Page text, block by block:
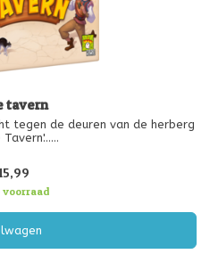
tavern
tegen de deuren van de herberg
door naar je tegenspelers.
om het spel te winne
voorraad